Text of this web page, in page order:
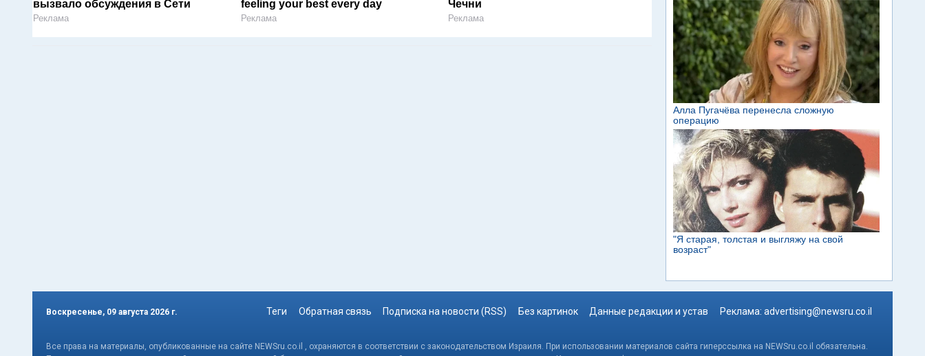
вызвало обсуждения в Сети
Реклама
feeling your best every day
Реклама
Чечни
Реклама
Воскресенье, 09 августа 2026 г. Теги Обратная связь Подписка на новости (RSS) Без картинок Данные редакции и устав Реклама: advertising@newsru.co.il
Все права на материалы, опубликованные на сайте NEWSru.co.il , охраняются в соответствии с законодательством Израиля. При использовании материалов сайта гиперссылка на NEWSru.co.il обязательна.